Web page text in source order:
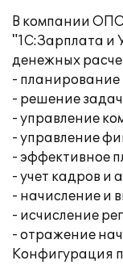
В компании
"1С:Зарплата и
денежных
- планирование
- решение
- управление
- управление
- эффективное
- учет кадров и
- начисление и
- исчисление
- отражение
Конфигурация